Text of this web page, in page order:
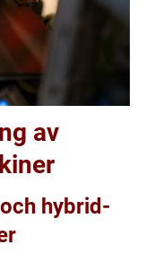
av
hybrid-